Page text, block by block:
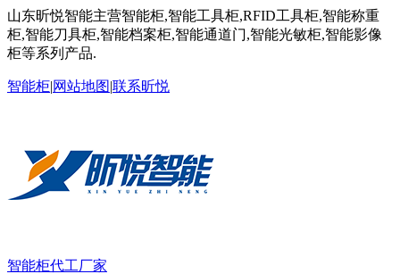
山东昕悦智能主营智能柜,智能工具柜,RFID工具柜,智能称重
柜,智能刀具柜,智能档案柜,智能通道门,智能光敏柜,智能影像
柜等系列产品.
智能柜|网站地图|联系昕悦
智能柜代工厂家